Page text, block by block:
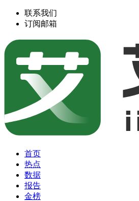
联系我们
订阅邮箱
首页
热点
数据
报告
金榜